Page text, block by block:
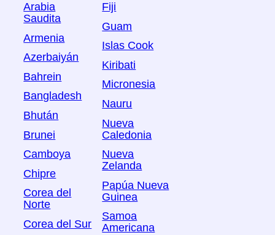
Arabia
Saudita
Armenia
Azerbaiyán
Bahrein
Bangladesh
Bhután
Brunei
Camboya
Chipre
Corea del
Norte
Corea del Sur
Fiji
Guam
Islas Cook
Kiribati
Micronesia
Nauru
Nueva
Caledonia
Nueva
Zelanda
Papúa Nueva
Guinea
Samoa
Americana